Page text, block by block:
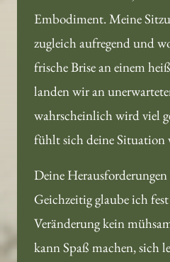
Embodiment. Meine
zugleich aufregend und
frische Brise an einem
landen wir an
wahrscheinlich wird viel
fühlt sich deine Situation
Deine
Geichzeitig glaube ich
Veränderung kein
kann Spaß machen, sich